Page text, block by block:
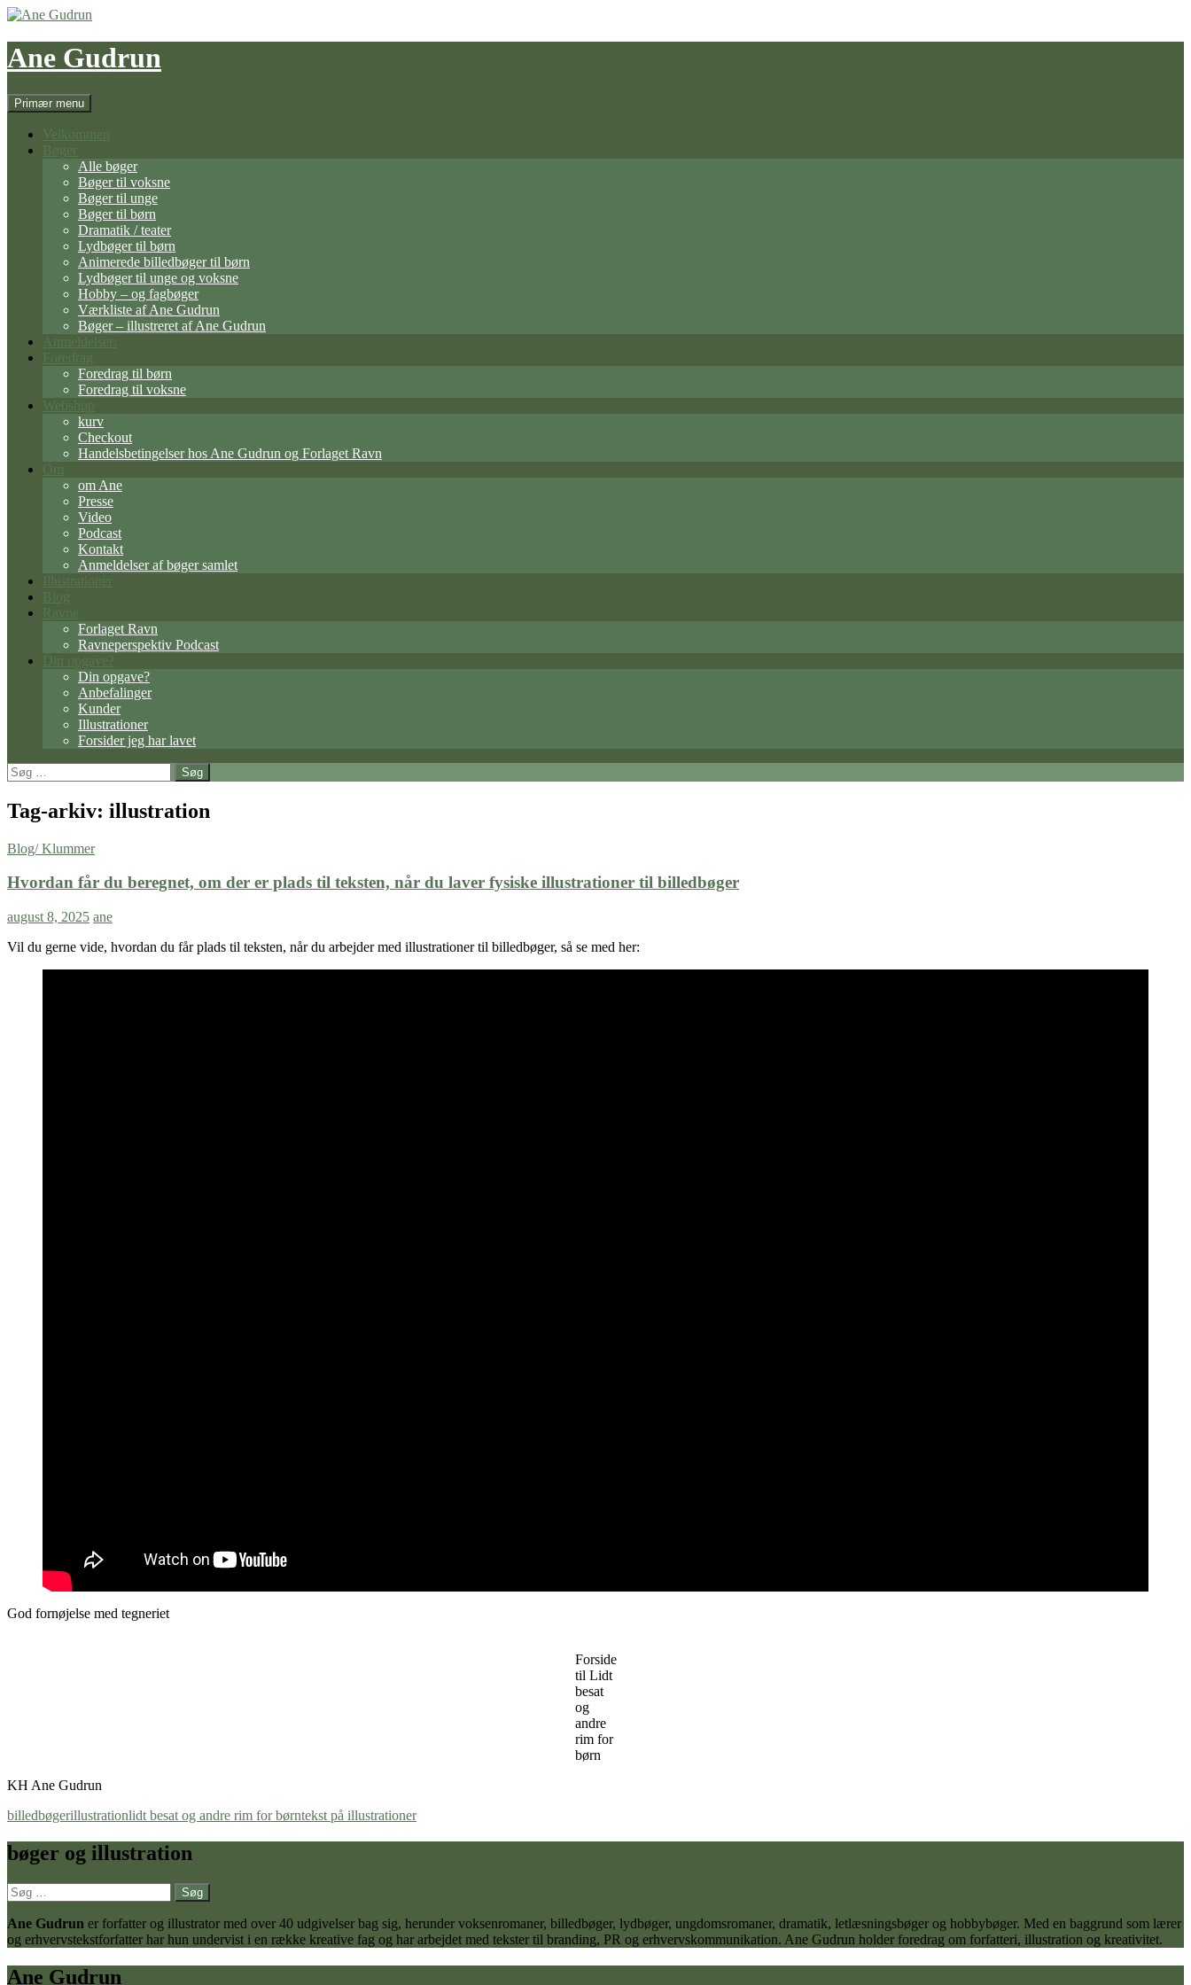
Hop
indhold
Ane Gudrun
Søg
Primær menu
Alle bøger
Bøger til voksne
Bøger til unge
Bøger til børn
Dramatik / teater
Lydbøger til børn
Animerede billedbøger til børn
Lydbøger til unge og voksne
Hobby – og fagbøger
Værkliste af Ane Gudrun
Bøger – illustreret af Ane Gudrun
Foredrag til børn
Foredrag til voksne
kurv
Checkout
Handelsbetingelser hos Ane Gudrun og Forlaget Ravn
Om
om Ane
Presse
Video
Podcast
Kontakt
Anmeldelser af bøger samlet
Forlaget Ravn
Ravneperspektiv Podcast
Din opgave?
Anbefalinger
Kunder
Illustrationer
Forsider jeg har lavet
Søg
efter:
Tag-arkiv: illustration
Blog/ Klummer
Hvordan får du beregnet, om der er plads til teksten, når du laver fysiske illustrationer til billedbøger
august 8, 2025 ane
Vil du gerne vide, hvordan du får plads til teksten, når du arbejder med illustrationer til billedbøger, så se med her:
God fornøjelse med tegneriet
Forside
til Lidt
besat
og
andre
rim for
børn
KH Ane Gudrun
billedbøgerillustrationlidt besat og andre rim for børntekst på illustrationer
bøger og illustration
Søg
efter:
Ane Gudrun er forfatter og illustrator med over 40 udgivelser bag sig, herunder voksenromaner, billedbøger, lydbøger, ungdomsromaner, dramatik, letlæsningsbøger og hobbybøger. Med en baggrund som lærer
og erhvervstekstforfatter har hun undervist i en række kreative fag og har arbejdet med tekster til branding, PR og erhvervskommunikation. Ane Gudrun holder foredrag om forfatteri, illustration og kreativitet.
Ane Gudrun